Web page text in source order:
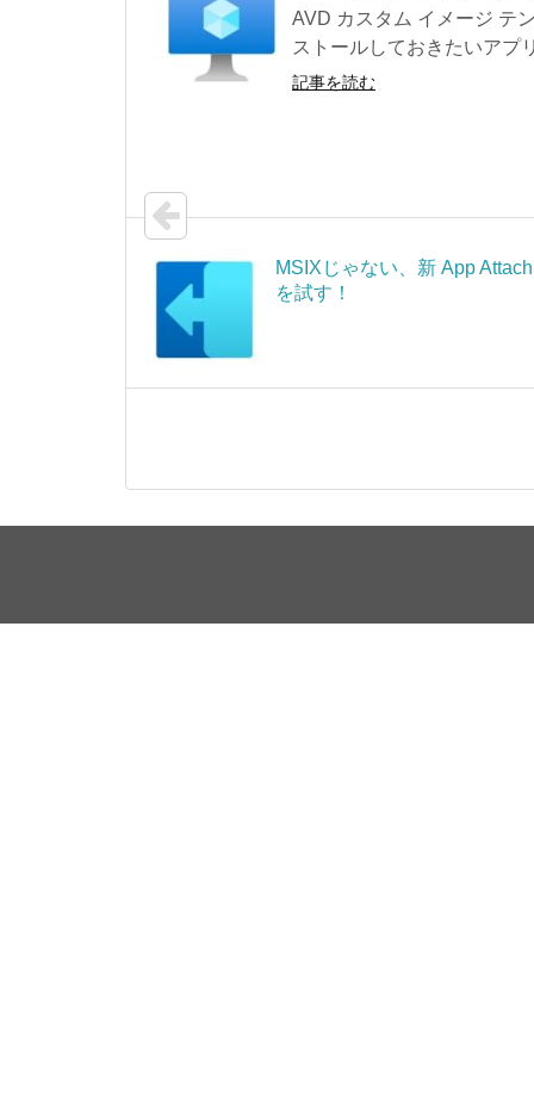
AVD カスタム イメージ テ
ストールしておきたいアプ
記事を読む
MSIXじゃない、新 App Attach
を試す！